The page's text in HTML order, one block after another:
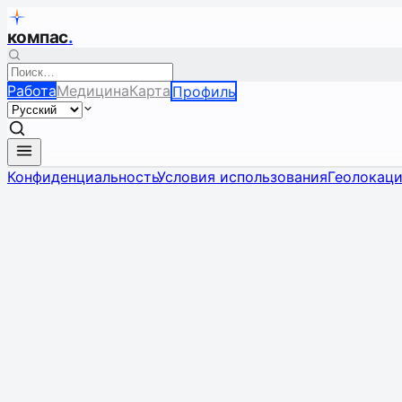
компас.
РаботаМедицинаКарта Профиль
КонфиденциальностьУсловия использования